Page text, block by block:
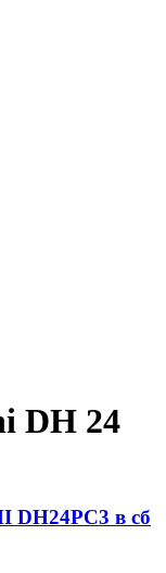
DH 24
DH24PC3 в сб